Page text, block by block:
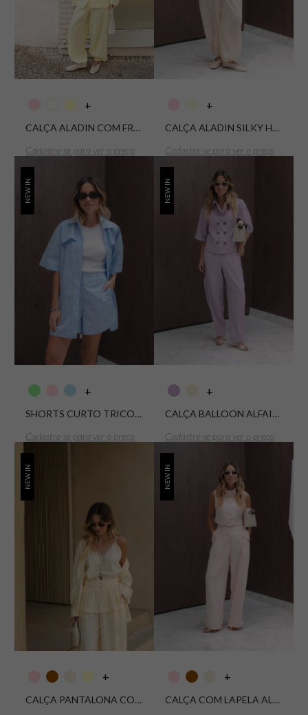
CALÇA ALADIN COM FRANZIDO LINHO SUPREME
Cadastre-se para ver o preço
+
CALÇA ALADIN SILKY HAIR CANNES
Cadastre-se para ver o preço
+
NEW IN
SHORTS CURTO TRICOLINE AURORA
Cadastre-se para ver o preço
+
NEW IN
CALÇA BALLOON ALFAIATARIA BETH
Cadastre-se para ver o preço
+
NEW IN
CALÇA PANTALONA COM PALA REMOVIVEL MAYLA
+
NEW IN
CALÇA COM LAPELA ALFAITARIA ZEENA
+